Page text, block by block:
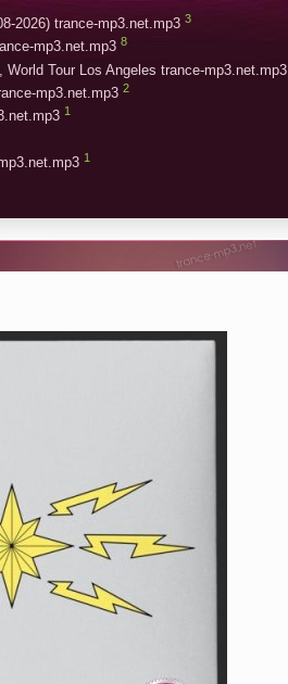
2026) trance-mp3.net.mp3 3
mp3.net.mp3 8
Tour Los Angeles trance-mp3.net.mp3
mp3.net.mp3 2
1
1